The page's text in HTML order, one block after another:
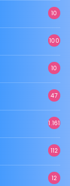
10
100
10
47
1.161
112
12